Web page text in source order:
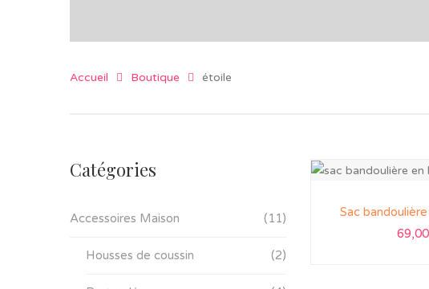
Accueil Boutique étoile
Catégories
Accessoires Maison (11)
Housses de coussin (2)
Sac
69,00